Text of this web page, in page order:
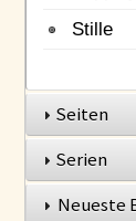
Stille
Seiten
Serien
Neueste